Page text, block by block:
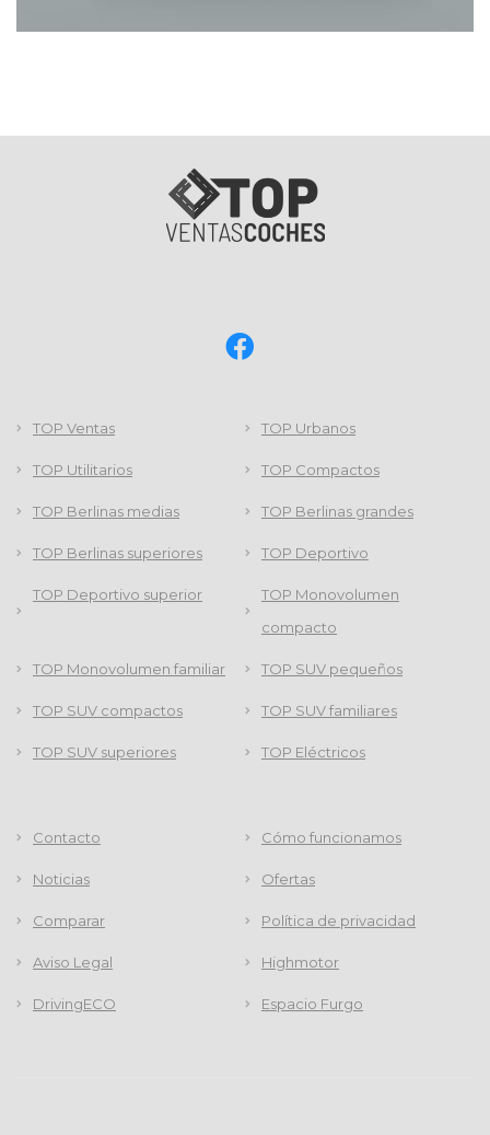
TOP Ventas TOP Urbanos
TOP Utilitarios TOP Compactos
TOP Berlinas medias TOP Berlinas grandes
TOP Berlinas superiores TOP Deportivo
TOP Deportivo superior
TOP Monovolumen
compacto
TOP Monovolumen familiar TOP SUV pequeños
TOP SUV compactos TOP SUV familiares
TOP SUV superiores TOP Eléctricos
Contacto Cómo funcionamos
Noticias Ofertas
Comparar Política de privacidad
Aviso Legal Highmotor
DrivingECO Espacio Furgo